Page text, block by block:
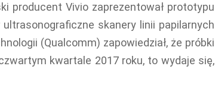
producent Vivio zaprezentował prototypu
skanery linii papilarnych
(Qualcomm) zapowiedział, że próbki
kwartale 2017 roku, to wydaje się,